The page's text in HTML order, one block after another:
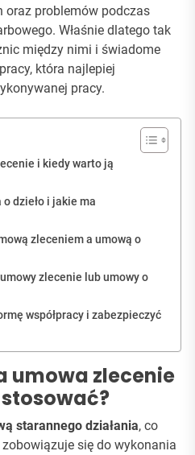
oraz problemów podczas
Właśnie dlatego tak
między nimi i świadome
która najlepiej
pracy.
i kiedy warto ją
dzieło i jakie ma
zleceniem a umową o
zlecenie lub umowy o
współpracy i zabezpieczyć
umowa zlecenie
starannego działania, co
się do wykonania